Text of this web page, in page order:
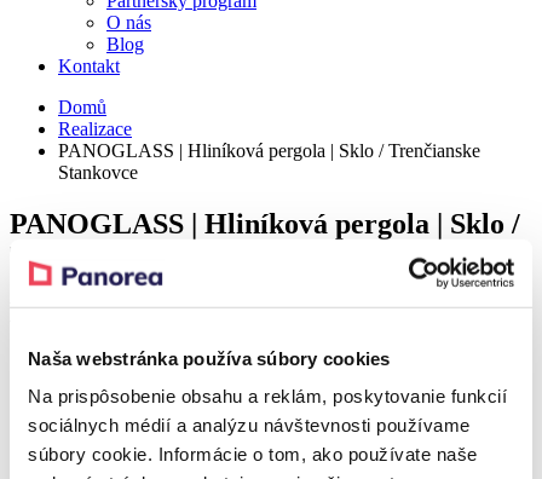
Naša webstránka používa súbory cookies
Na prispôsobenie obsahu a reklám, poskytovanie funkcií
sociálnych médií a analýzu návštevnosti používame
súbory cookie. Informácie o tom, ako používate naše
O nás
Blog
Kontakt
Domů
Realizace
PANOGLASS | Hliníková pergola | Sklo / Trenčianske
Stankovce
PANOGLASS | Hliníková pergola | Sklo /
Trenčianske Stankovce
Detail
Realization – Trenčianske Stankovce
Realization – Trenčianske Stankovce